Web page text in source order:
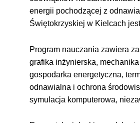
energii pochodzącej z
Świętokrzyskiej w Kielcach
Program nauczania zawiera
grafika inżynierska,
gospodarka energetyczna,
odnawialna i ochrona
symulacja komputerowa,